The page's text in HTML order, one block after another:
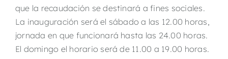
que la recaudación se destinará a fines sociales.
La inauguración será el sábado a las 12.00 horas,
jornada en que funcionará hasta las 24.00 horas.
El domingo el horario será de 11.00 a 19.00 horas.